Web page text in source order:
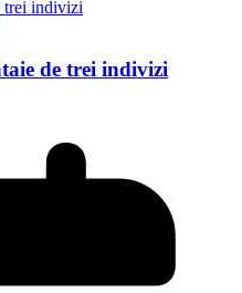
de trei indivizi